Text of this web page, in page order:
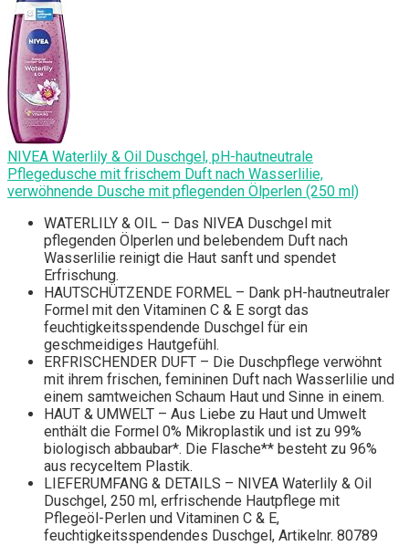
NIVEA Waterlily & Oil Duschgel, pH-hautneutrale
Pflegedusche mit frischem Duft nach Wasserlilie,
verwöhnende Dusche mit pflegenden Ölperlen (250 ml)
WATERLILY & OIL – Das NIVEA Duschgel mit
pflegenden Ölperlen und belebendem Duft nach
Wasserlilie reinigt die Haut sanft und spendet
Erfrischung.
HAUTSCHÜTZENDE FORMEL – Dank pH-hautneutraler
Formel mit den Vitaminen C & E sorgt das
feuchtigkeitsspendende Duschgel für ein
geschmeidiges Hautgefühl.
ERFRISCHENDER DUFT – Die Duschpflege verwöhnt
mit ihrem frischen, femininen Duft nach Wasserlilie und
einem samtweichen Schaum Haut und Sinne in einem.
HAUT & UMWELT – Aus Liebe zu Haut und Umwelt
enthält die Formel 0% Mikroplastik und ist zu 99%
biologisch abbaubar*. Die Flasche** besteht zu 96%
aus recyceltem Plastik.
LIEFERUMFANG & DETAILS – NIVEA Waterlily & Oil
Duschgel, 250 ml, erfrischende Hautpflege mit
Pflegeöl-Perlen und Vitaminen C & E,
feuchtigkeitsspendendes Duschgel, Artikelnr. 80789